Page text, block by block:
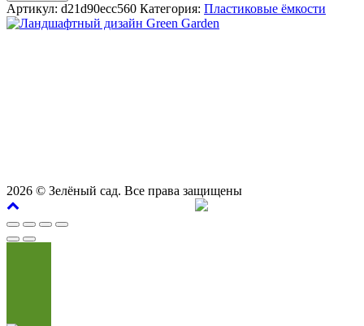
Артикул: d21d90ecc560 Категория: Пластиковые ёмкости
2026 © Зелёный сад. Все права защищены